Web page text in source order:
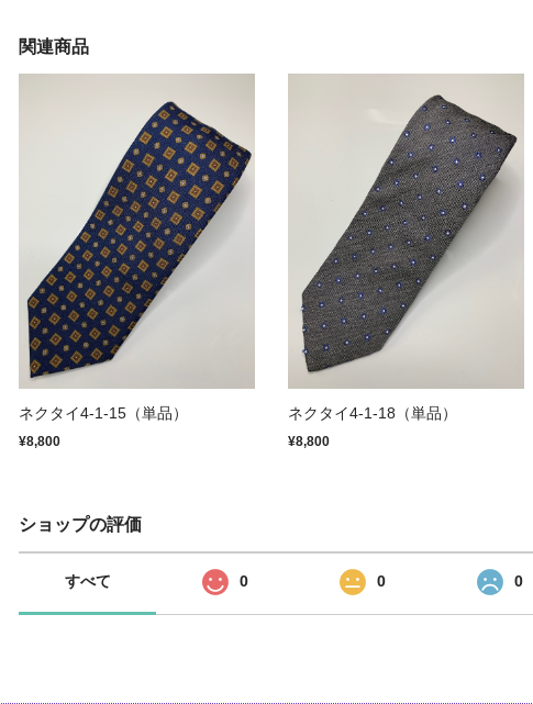
関連商品
ネクタイ4-1-15（単品）
¥8,800
ネクタイ4-1-18（単品）
¥8,800
ショップの評価
すべて 0 0 0